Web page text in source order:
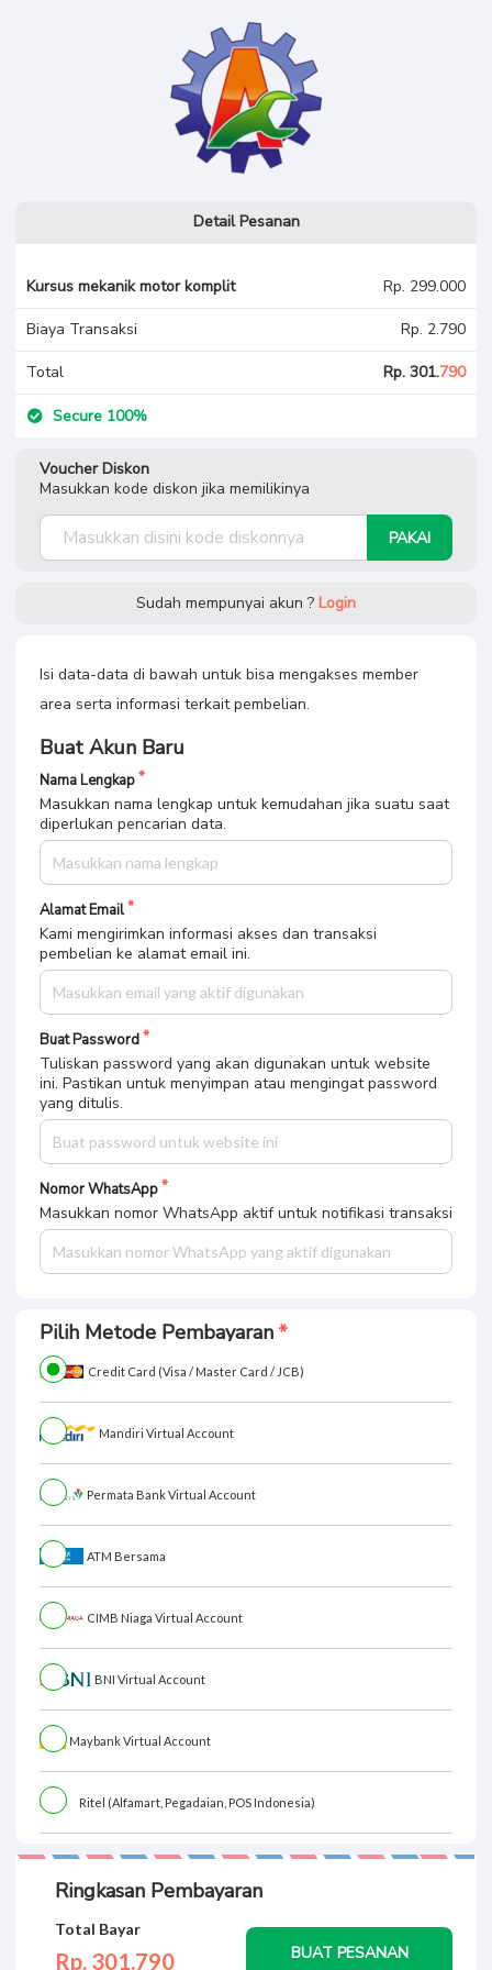
Detail Pesanan
Kursus mekanik motor komplit Rp. 299.000
Biaya Transaksi Rp. 2.790
Total Rp. 301.790
Secure 100%
Voucher Diskon
Masukkan kode diskon jika memilikinya
PAKAI
Sudah mempunyai akun ? Login
Isi data-data di bawah untuk bisa mengakses member
area serta informasi terkait pembelian.
Buat Akun Baru
Nama Lengkap
Masukkan nama lengkap untuk kemudahan jika suatu saat
diperlukan pencarian data.
Alamat Email
Kami mengirimkan informasi akses dan transaksi
pembelian ke alamat email ini.
Buat Password
Tuliskan password yang akan digunakan untuk website
ini. Pastikan untuk menyimpan atau mengingat password
yang ditulis.
Nomor WhatsApp
Masukkan nomor WhatsApp aktif untuk notifikasi transaksi
Pilih Metode Pembayaran
Credit Card (Visa / Master Card / JCB)
Mandiri Virtual Account
Permata Bank Virtual Account
ATM Bersama
CIMB Niaga Virtual Account
BNI Virtual Account
Maybank Virtual Account
Ritel (Alfamart, Pegadaian, POS Indonesia)
Ringkasan Pembayaran
Total Bayar
Rp. 301.790 BUAT PESANAN
imam
mekanik motor komplit